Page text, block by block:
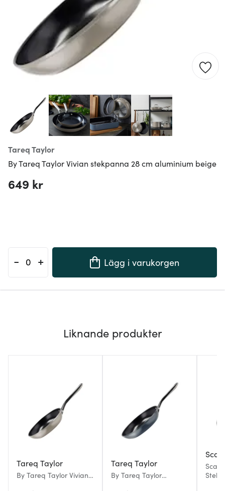
Tareq Taylor
By Tareq Taylor Vivian stekpanna 28 cm aluminium beige
649 kr
- + Lägg i varukorgen
Liknande produkter
Tareq Taylor
By Tareq Taylor Vivian
Tareq Taylor
By Tareq Taylor